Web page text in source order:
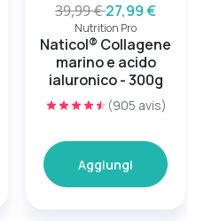
39,99 €27,99 €
Nutrition Pro
Naticol® Collagene
marino e acido
ialuronico - 300g
(905 avis)
Aggiungi